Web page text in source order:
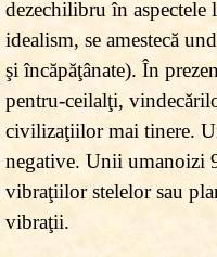
dezechilibru în aspectele
idealism, se amestecă
şi încăpăţânate). În
pentru-ceilalţi,
civilizaţiilor mai tinere.
negative. Unii umanoizi
vibraţiilor stelelor sau
vibraţii.